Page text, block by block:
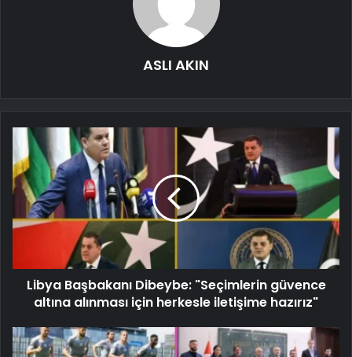
ASLI AKIN
Libya Başbakanı Dibeybe: "Seçimlerin güvence
altına alınması için herkesle iletişime hazırız"